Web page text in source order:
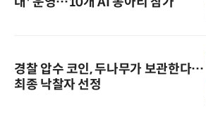
경찰 압수 코인, 두나무가 보관한다…
최종 낙찰자 선정